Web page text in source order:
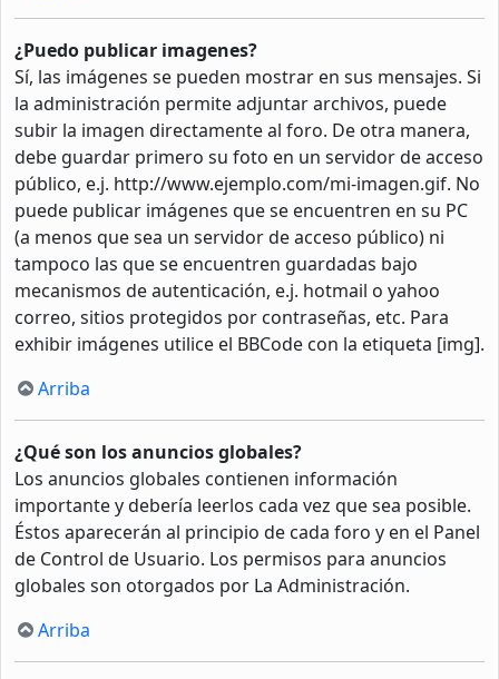
¿Puedo publicar imagenes?
Sí, las imágenes se pueden mostrar en sus mensajes. Si
la administración permite adjuntar archivos, puede
subir la imagen directamente al foro. De otra manera,
debe guardar primero su foto en un servidor de acceso
público, e.j. http://www.ejemplo.com/mi-imagen.gif. No
puede publicar imágenes que se encuentren en su PC
(a menos que sea un servidor de acceso público) ni
tampoco las que se encuentren guardadas bajo
mecanismos de autenticación, e.j. hotmail o yahoo
correo, sitios protegidos por contraseñas, etc. Para
exhibir imágenes utilice el BBCode con la etiqueta [img].
Arriba
¿Qué son los anuncios globales?
Los anuncios globales contienen información
importante y debería leerlos cada vez que sea posible.
Éstos aparecerán al principio de cada foro y en el Panel
de Control de Usuario. Los permisos para anuncios
globales son otorgados por La Administración.
Arriba